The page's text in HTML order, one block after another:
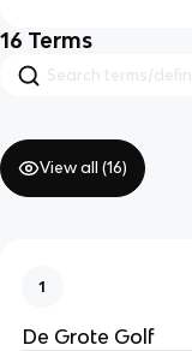
16 Terms
View all (16)
1
De Grote Golf